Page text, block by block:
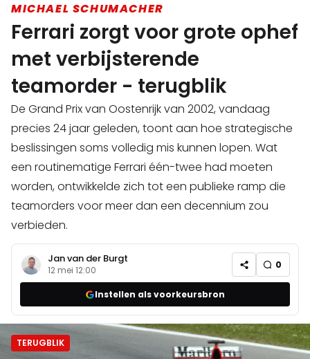
MICHAEL SCHUMACHER
Ferrari zorgt voor grote ophef
met verbijsterende
teamorder - terugblik
De Grand Prix van Oostenrijk van 2002, vandaag
precies 24 jaar geleden, toont aan hoe strategische
beslissingen soms volledig mis kunnen lopen. Wat
een routinematige Ferrari één-twee had moeten
worden, ontwikkelde zich tot een publieke ramp die
teamorders voor meer dan een decennium zou
verbieden.
Jan van der Burgt
12 mei 12:00 0
Instellen als voorkeursbron
TERUGBLIK